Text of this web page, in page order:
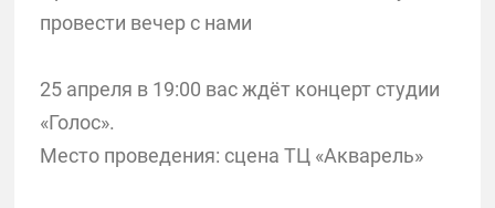
провести вечер с нами
25 апреля в 19:00 вас ждёт концерт студии
«Голос».
Место проведения: сцена ТЦ «Акварель»